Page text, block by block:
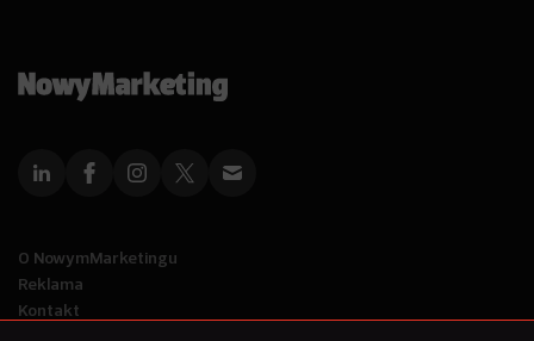
O NowymMarketingu
Reklama
Kontakt